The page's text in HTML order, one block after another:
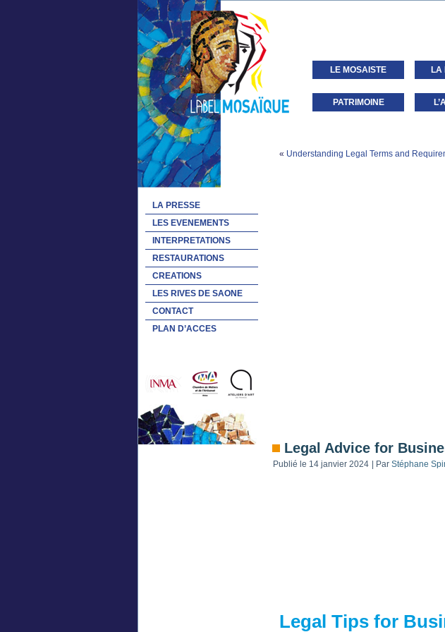
LE MOSAISTE LA
PATRIMOINE
LA PRESSE
LES EVENEMENTS
INTERPRETATIONS
RESTAURATIONS
CREATIONS
LES RIVES DE SAONE
CONTACT
PLAN D’ACCES
« Understanding Legal Terms and
Legal Advice for
Publié le 14 janvier 2024 Par Stéphane
Legal Tips for